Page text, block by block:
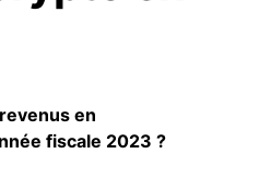
en
fiscale 2023 ?